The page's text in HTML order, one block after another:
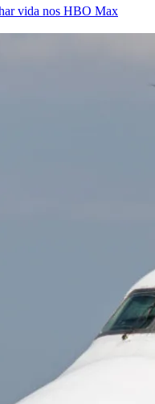
vida nos HBO Max